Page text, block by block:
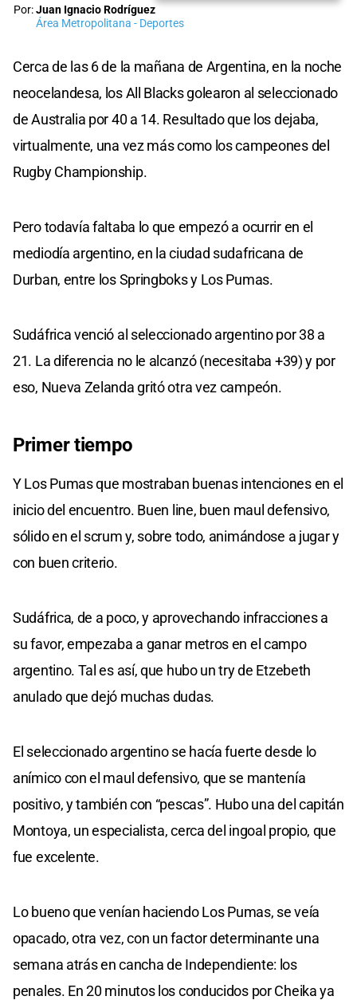
Por:Juan Ignacio Rodríguez
Área Metropolitana - Deportes
Cerca de las 6 de la mañana de Argentina, en la noche
neocelandesa, los All Blacks golearon al seleccionado
de Australia por 40 a 14. Resultado que los dejaba,
virtualmente, una vez más como los campeones del
Rugby Championship.
Pero todavía faltaba lo que empezó a ocurrir en el
mediodía argentino, en la ciudad sudafricana de
Durban, entre los Springboks y Los Pumas.
Sudáfrica venció al seleccionado argentino por 38 a
21. La diferencia no le alcanzó (necesitaba +39) y por
eso, Nueva Zelanda gritó otra vez campeón.
Primer tiempo
Y Los Pumas que mostraban buenas intenciones en el
inicio del encuentro. Buen line, buen maul defensivo,
sólido en el scrum y, sobre todo, animándose a jugar y
con buen criterio.
Sudáfrica, de a poco, y aprovechando infracciones a
su favor, empezaba a ganar metros en el campo
argentino. Tal es así, que hubo un try de Etzebeth
anulado que dejó muchas dudas.
El seleccionado argentino se hacía fuerte desde lo
anímico con el maul defensivo, que se mantenía
positivo, y también con “pescas”. Hubo una del capitán
Montoya, un especialista, cerca del ingoal propio, que
fue excelente.
Lo bueno que venían haciendo Los Pumas, se veía
opacado, otra vez, con un factor determinante una
semana atrás en cancha de Independiente: los
penales. En 20 minutos los conducidos por Cheika ya